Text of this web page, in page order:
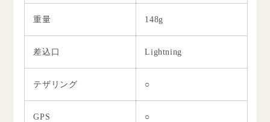
重量 148g
差込口 Lightning
テザリング ○
GPS ○